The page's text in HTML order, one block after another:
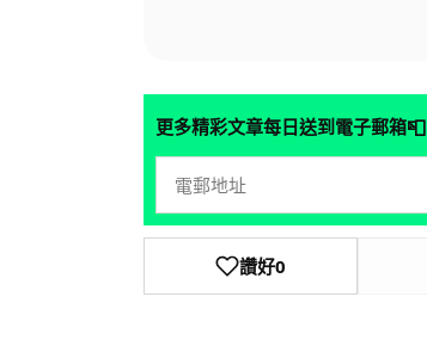
更多精彩文章每日送到電子郵箱📮
讚好0